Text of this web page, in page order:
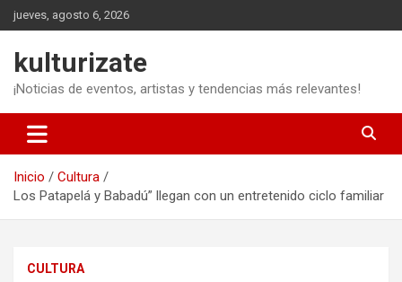
Saltar
al
jueves, agosto 6, 2026
kulturizate
¡Noticias de eventos, artistas y tendencias más relevantes!
Inicio
Cultura
Los Patapelá y Babadú” llegan con un entretenido ciclo familiar
CULTURA